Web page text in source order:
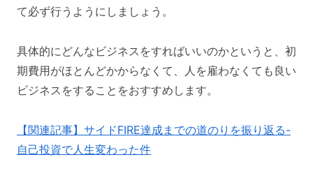
て必ず行うようにしましょう。
具体的にどんなビジネスをすればいいのかというと、初
期費用がほとんどかからなくて、人を雇わなくても良い
ビジネスをすることをおすすめします。
【関連記事】サイドFIRE達成までの道のりを振り返る-
自己投資で人生変わった件